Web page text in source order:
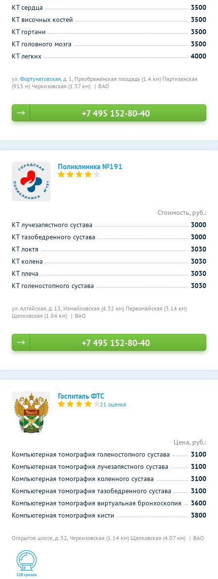
ул. Фортунатовская, д. 1, Преображенская площадь (1.4 км) Партизанская
(913 м) Черкизовская (1.37 км) ВАО
КТ сердца
3500
КТ височных костей
3500
КТ гортани
3500
КТ головного мозга
3500
КТ легких
4000
+7 495 152-80-40
Поликлиника №191
ул. Алтайская, д. 13, Измайловская (4.32 км) Первомайская (3.14 км)
Щелковская (1.84 км)
ВАО
Стоимость, руб.:
КТ лучезапястного сустава
3000
КТ тазобедренного сустава
3000
КТ локтя
3030
КТ колена
3030
КТ плеча
3030
КТ голеностопного сустава
3030
+7 495 152-80-40
Госпиталь ФТС
21 оценка
Открытое шоссе, д. 32, Черкизовская (1.14 км) Щелковская (4.07 км) ВАО
Цена, руб.:
Компьютерная томография голеностопного сустава
3100
Компьютерная томография лучезапястного сустава
3100
Компьютерная томография коленного сустава
3100
Компьютерная томография тазобедренного сустава
3100
Компьютерная томография виртуальная бронхоскопия
3600
Компьютерная томография кисти
3800